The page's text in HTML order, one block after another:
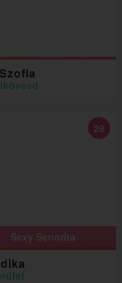
Sexy Senorita
28